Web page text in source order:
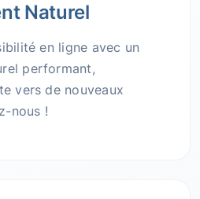
Naturel
en ligne avec un
performant,
vers de nouveaux
nous !